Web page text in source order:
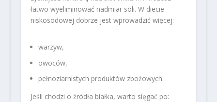
łatwo wyeliminować nadmiar soli. W diecie
niskosodowej dobrze jest wprowadzić więcej:
warzyw,
owoców,
pełnoziarnistych produktów zbożowych.
Jeśli chodzi o źródła białka, warto sięgać po: